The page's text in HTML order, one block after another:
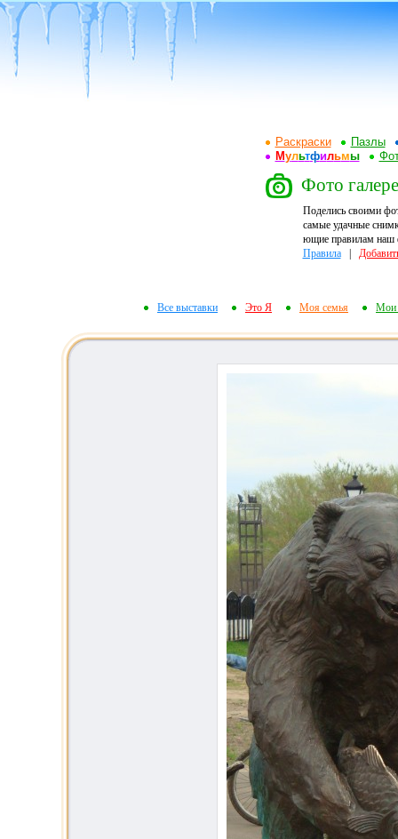
Раскраски
Пазлы
Мультфильмы
Фото
Поделись своими
самые удачные
ющие правилам наш
Правила|
Все выставки Это Я Моя семья Мои